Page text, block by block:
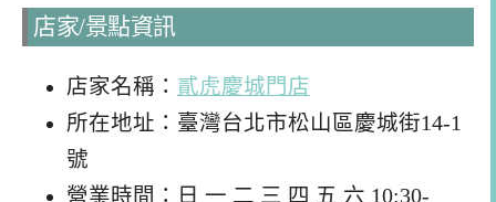
店家/景點資訊
店家名稱： 貳虎慶城門店
所在地址：臺灣台北市松山區慶城街14-1
號
營業時間：日 一 二 三 四 五 六 10:30-